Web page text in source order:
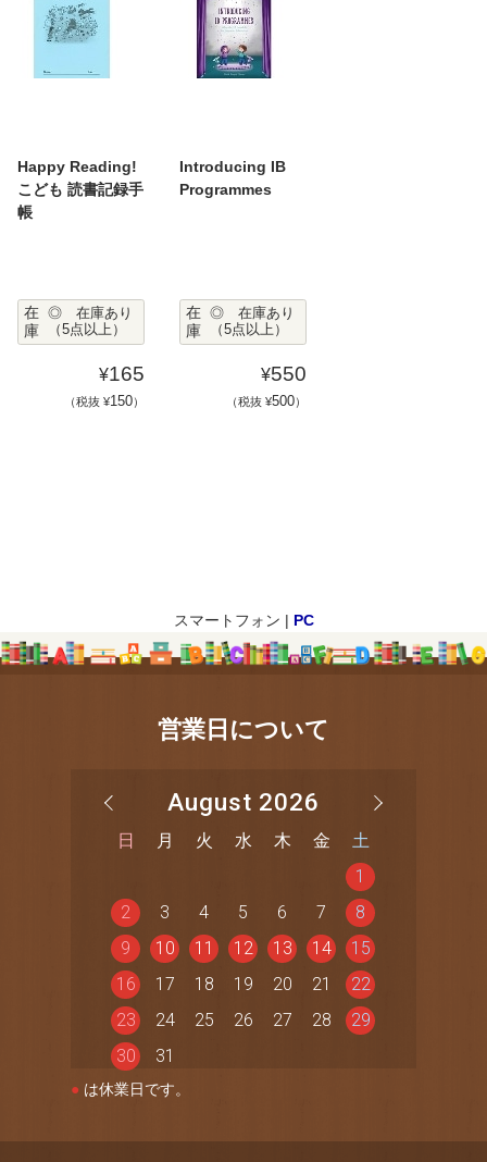
Happy Reading!
こども 読書記録手
帳
在
庫
◎ 在庫あり
（5点以上）
¥165
（税抜 ¥150）
Introducing IB
Programmes
在
庫
◎ 在庫あり
（5点以上）
¥550
（税抜 ¥500）
スマートフォン | PC
営業日について
August 2026
日 月 火 水 木 金
土
1
2
3 4 5 6 7
8
9
10 11 12 13 14
15
16
17 18 19 20 21
22
23
24 25 26 27 28
29
30
31
● は休業日です。